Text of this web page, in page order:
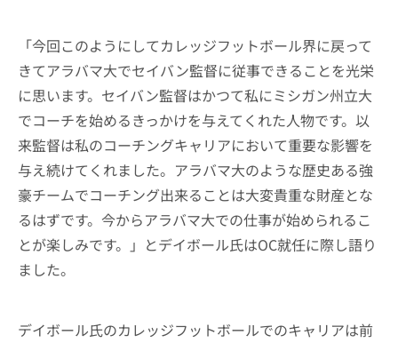
「今回このようにしてカレッジフットボール界に戻って
きてアラバマ大でセイバン監督に従事できることを光栄
に思います。セイバン監督はかつて私にミシガン州立大
でコーチを始めるきっかけを与えてくれた人物です。以
来監督は私のコーチングキャリアにおいて重要な影響を
与え続けてくれました。アラバマ大のような歴史ある強
豪チームでコーチング出来ることは大変貴重な財産とな
るはずです。今からアラバマ大での仕事が始められるこ
とが楽しみです。」とデイボール氏はOC就任に際し語り
ました。
デイボール氏のカレッジフットボールでのキャリアは前